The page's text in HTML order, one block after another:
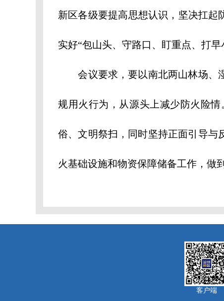
新区各级要提高思想认识，坚决扛起
实好“包山头、守路口、盯重点、打
会议要求，要以南北两山林场、湿
规用火行为，从源头上减少防火险
俗、文明祭扫，同时坚持正面引导与
火基础设施和物资保障储备工作，做
客户端